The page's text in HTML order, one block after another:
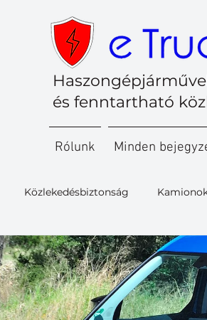
és fenntartható
Rólunk Minden
Közlekedésbiztonság